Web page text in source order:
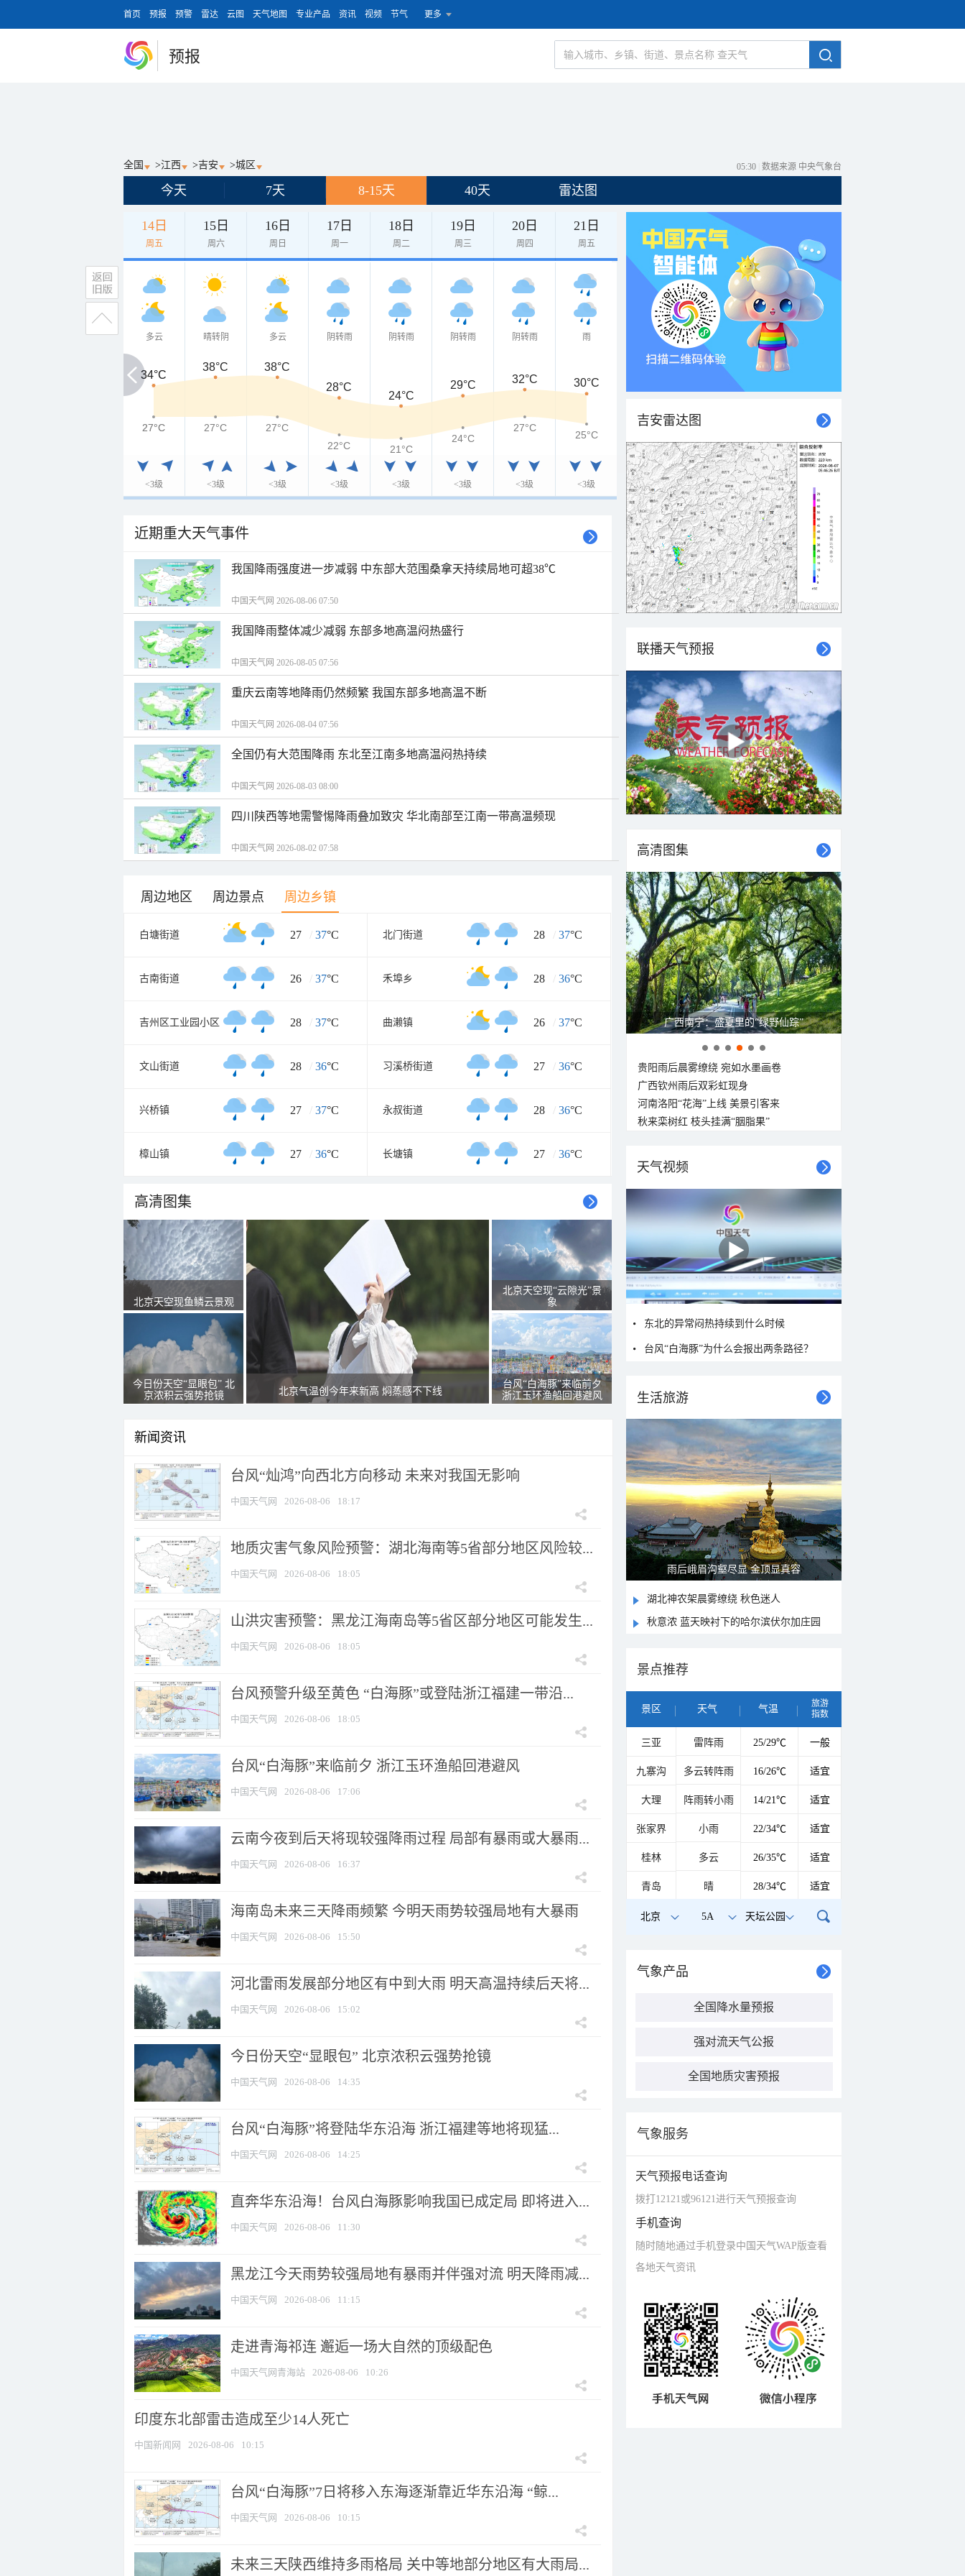
首页 预报 预警 雷达 云图 天气地图 专业产品 资讯 视频 节气 更多
预报
全国 >江西 >吉安 >城区 05:30 数据来源 中央气象台
今天 7天 8-15天 40天 雷达图
14日
周五
15日
周六
16日
周日
17日
周一
18日
周二
19日
周三
20日
周四
21日
周五
多云
<3级
晴转阴
<3级
多云
<3级
阴转雨
<3级
阴转雨
<3级
阴转雨
<3级
阴转雨
<3级
雨
<3级
34°C
34°C
38°C 38°C
28°C
24°C
29°C
32°C 30°C
27°C
27°C 27°C
27°C
22°C
21°C
24°C
27°C
25°C
近期重大天气事件
我国降雨强度进一步减弱 中东部大范围桑拿天持续局地可超38℃
中国天气网 2026-08-06 07:50
我国降雨整体减少减弱 东部多地高温闷热盛行
中国天气网 2026-08-05 07:56
重庆云南等地降雨仍然频繁 我国东部多地高温不断
中国天气网 2026-08-04 07:56
全国仍有大范围降雨 东北至江南多地高温闷热持续
中国天气网 2026-08-03 08:00
四川陕西等地需警惕降雨叠加致灾 华北南部至江南一带高温频现
中国天气网 2026-08-02 07:58
周边地区 周边景点 周边乡镇
白塘街道 27 / 37°C 北门街道 28 / 37°C
古南街道 26 / 37°C 禾埠乡 28 / 36°C
吉州区工业园小区 28 / 37°C 曲濑镇 26 / 37°C
文山街道 28 / 36°C 习溪桥街道 27 / 36°C
兴桥镇 27 / 37°C 永叔街道 28 / 36°C
樟山镇 27 / 36°C 长塘镇 27 / 36°C
高清图集
北京天空现鱼鳞云景观
今日份天空“显眼包” 北
京浓积云强势抢镜
北京气温创今年来新高 焖蒸感不下线
北京天空现“云隙光”景
象
台风“白海豚”来临前夕
浙江玉环渔船回港避风
新闻资讯
台风“灿鸿”向西北方向移动 未来对我国无影响
中国天气网 2026-08-06 18:17
地质灾害气象风险预警：湖北海南等5省部分地区风险较...
中国天气网 2026-08-06 18:05
山洪灾害预警：黑龙江海南岛等5省区部分地区可能发生...
中国天气网 2026-08-06 18:05
台风预警升级至黄色 “白海豚”或登陆浙江福建一带沿...
中国天气网 2026-08-06 18:05
台风“白海豚”来临前夕 浙江玉环渔船回港避风
中国天气网 2026-08-06 17:06
云南今夜到后天将现较强降雨过程 局部有暴雨或大暴雨...
中国天气网 2026-08-06 16:37
海南岛未来三天降雨频繁 今明天雨势较强局地有大暴雨
中国天气网 2026-08-06 15:50
河北雷雨发展部分地区有中到大雨 明天高温持续后天将...
中国天气网 2026-08-06 15:02
今日份天空“显眼包” 北京浓积云强势抢镜
中国天气网 2026-08-06 14:35
台风“白海豚”将登陆华东沿海 浙江福建等地将现猛...
中国天气网 2026-08-06 14:25
直奔华东沿海！台风白海豚影响我国已成定局 即将进入...
中国天气网 2026-08-06 11:30
黑龙江今天雨势较强局地有暴雨并伴强对流 明天降雨减...
中国天气网 2026-08-06 11:15
走进青海祁连 邂逅一场大自然的顶级配色
中国天气网青海站 2026-08-06 10:26
印度东北部雷击造成至少14人死亡
中国新闻网 2026-08-06 10:15
台风“白海豚”7日将移入东海逐渐靠近华东沿海 “鲸...
中国天气网 2026-08-06 10:15
未来三天陕西维持多雨格局 关中等地部分地区有大雨局...
吉安雷达图
联播天气预报
高清图集
广西南宁：盛夏里的“绿野仙踪”
贵阳雨后晨雾缭绕 宛如水墨画卷
广西钦州雨后双彩虹现身
河南洛阳“花海”上线 美景引客来
秋来栾树红 枝头挂满“胭脂果”
天气视频
东北的异常闷热持续到什么时候
台风“白海豚”为什么会报出两条路径？
生活旅游
雨后峨眉沟壑尽显 金顶显真容
湖北神农架晨雾缭绕 秋色迷人
秋意浓 蓝天映衬下的哈尔滨伏尔加庄园
景点推荐
景区 天气 气温
旅游
指数
三亚 雷阵雨 25/29℃ 一般
九寨沟 多云转阵雨 16/26℃ 适宜
大理 阵雨转小雨 14/21℃ 适宜
张家界 小雨 22/34℃ 适宜
桂林 多云 26/35℃ 适宜
青岛 晴 28/34℃ 适宜
北京 5A 天坛公园
气象产品
全国降水量预报
强对流天气公报
全国地质灾害预报
气象服务
天气预报电话查询
拨打12121或96121进行天气预报查询
手机查询
随时随地通过手机登录中国天气WAP版查看
各地天气资讯